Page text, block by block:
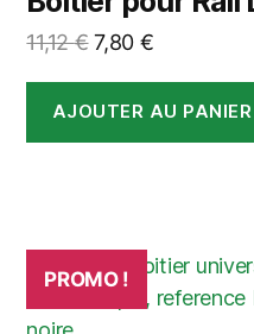
11,12€ Le
initial
était :
7,80 €Le
actuel
est :
AJOUTER AU PANIER
PROMO !